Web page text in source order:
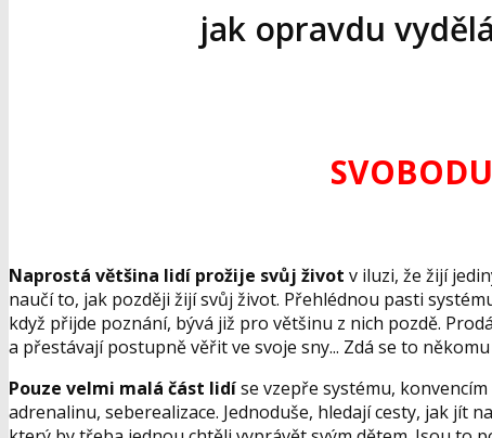
jak opravdu
Naprostá většina lidí prožije svůj život v iluzi, že žijí
naučí to, jak později žijí svůj život. Přehlédnou pasti
když přijde poznání, bývá již pro většinu z nich pozdě.
a přestávají postupně věřit ve svoje sny... Zdá se to
Pouze velmi malá část lidíse vzepře systému,
adrenalinu, seberealizace. Jednoduše, hledají cesty, jak jít